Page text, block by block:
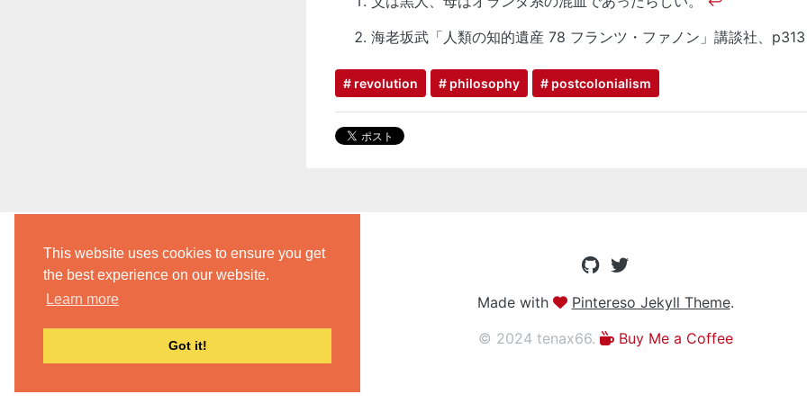
This website uses cookies to ensure you get
the best experience on our website.
Learn more
Got it!
海老坂武「人類の知的遺産 78 フランツ・ファノン」講談社、
# revolution # philosophy # postcolonialism
Made with Pintereso Jekyll Theme.
© 2024 tenax66.
Buy Me a Coffee